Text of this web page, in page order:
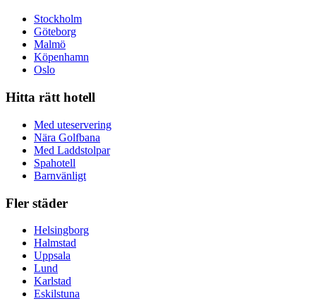
Stockholm
Göteborg
Malmö
Köpenhamn
Oslo
Hitta rätt hotell
Med uteservering
Nära Golfbana
Med Laddstolpar
Spahotell
Barnvänligt
Fler städer
Helsingborg
Halmstad
Uppsala
Lund
Karlstad
Eskilstuna